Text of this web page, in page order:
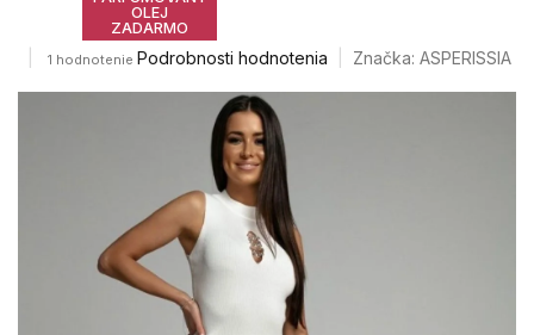
OLEJ
ZADARMO
Priemerné
1 hodnotenie Podrobnosti hodnotenia Značka: ASPERISSIA